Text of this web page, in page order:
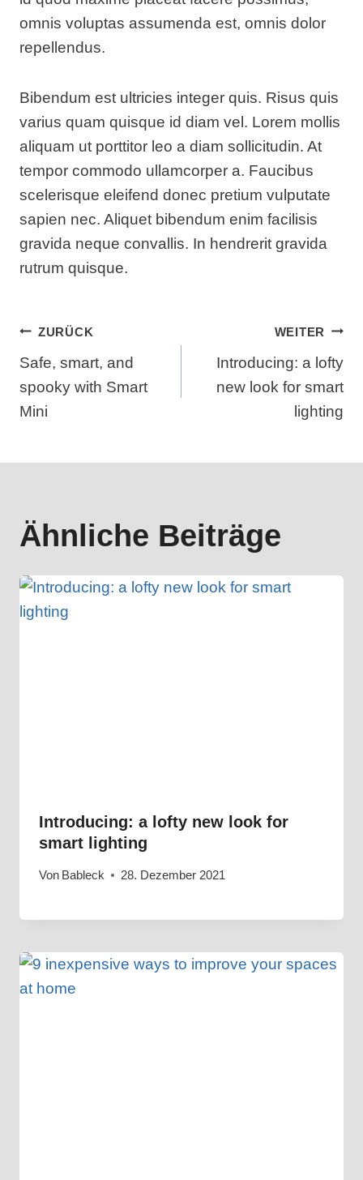
omnis voluptas assumenda est, omnis dolor
repellendus.
Bibendum est ultricies integer quis. Risus quis
varius quam quisque id diam vel. Lorem mollis
aliquam ut porttitor leo a diam sollicitudin. At
tempor commodo ullamcorper a. Faucibus
scelerisque eleifend donec pretium vulputate
sapien nec. Aliquet bibendum enim facilisis
gravida neque convallis. In hendrerit gravida
rutrum quisque.
Beitragsnavigation
ZURÜCK
Safe, smart, and
spooky with Smart
Mini
WEITER
​Introducing: a lofty
new look for smart
lighting
Ähnliche Beiträge
​Introducing: a lofty new look for
smart lighting
Von Bableck 28. Dezember 2021